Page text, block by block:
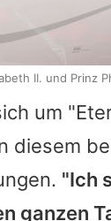
um
diesem
"Ich
ganzen
II. und Prinz